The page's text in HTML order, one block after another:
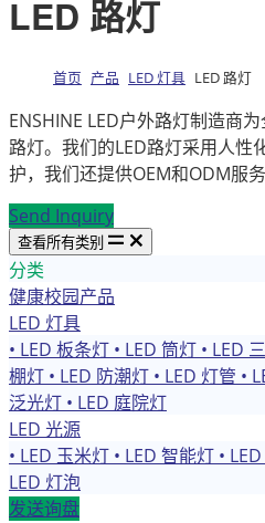
LED 路灯
首页 产品 LED 灯具 LED 路灯
ENSHINE LED户外路灯制造商
路灯。我们的LED路灯采用人性
护，我们还提供OEM和ODM服务
Send Inquiry
查看所有类别
分类
健康校园产品
LED 灯具
• LED 板条灯 • LED 筒灯 • LED
棚灯 • LED 防潮灯 • LED 灯管 •
泛光灯 • LED 庭院灯
LED 光源
• LED 玉米灯 • LED 智能灯 •
LED 灯泡
发送询盘